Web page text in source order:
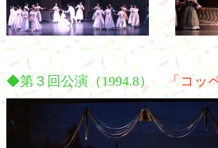
◆第３回公演（1994.8）「コッ